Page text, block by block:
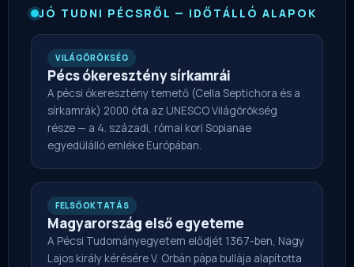
JÓ TUDNI PÉCSRŐL — IDŐTÁLLÓ ALAPOK
VILÁGÖRÖKSÉG
Pécs ókeresztény sírkamrái
A pécsi ókeresztény temető (Cella Septichora és a
sírkamrák) 2000 óta az UNESCO Világörökség
része — a 4. századi, római kori Sopianae
egyedülálló emléke Európában.
FELSŐOKTATÁS
Magyarország első egyeteme
A Pécsi Tudományegyetem elődjét 1367-ben, Nagy
Lajos király kérésére V. Orbán pápa bullája alapította